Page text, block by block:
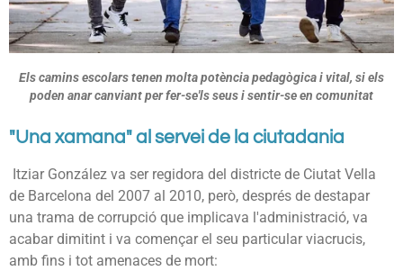
Els camins escolars tenen molta potència pedagògica i vital, si els
poden anar canviant per fer-se'ls seus i sentir-se en comunitat
"Una xamana" al servei de la ciutadania
Itziar González va ser regidora del districte de Ciutat Vella
de Barcelona del 2007 al 2010, però, després de destapar
una trama de corrupció que implicava l'administració, va
acabar dimitint i va començar el seu particular viacrucis,
amb fins i tot amenaces de mort: